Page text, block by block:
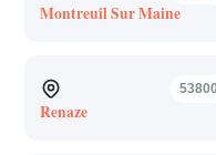
Montreuil Sur Maine
53800
Renaze